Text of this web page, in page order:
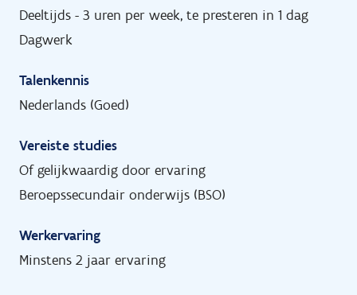
Deeltijds - 3 uren per week, te presteren in 1 dag
Dagwerk
Talenkennis
Nederlands (Goed)
Vereiste studies
Of gelijkwaardig door ervaring
Beroepssecundair onderwijs (BSO)
Werkervaring
Minstens 2 jaar ervaring